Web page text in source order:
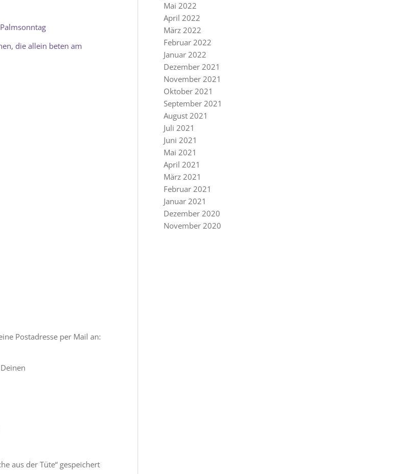
die allein beten am
Postadresse per Mail an:
aus der Tüte“ gespeichert
Mai 2022
April 2022
März 2022
Februar 2022
Januar 2022
Dezember 2021
November 2021
Oktober 2021
September 2021
August 2021
Juli 2021
Juni 2021
Mai 2021
April 2021
März 2021
Februar 2021
Januar 2021
Dezember 2020
November 2020